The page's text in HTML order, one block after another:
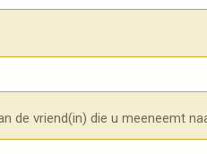
de vriend(in) die u meeneemt